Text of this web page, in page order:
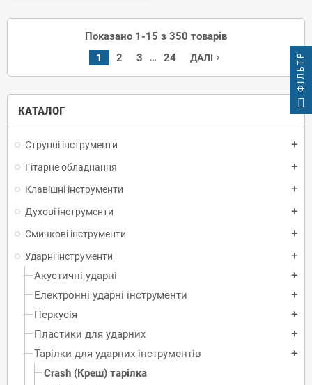
КАТАЛОГ
Струнні інструменти add
Гітарне обладнання add
Клавішні інструменти add
Духові інструменти add
Смичкові інструменти add
Ударні інструменти add
Акустичні ударні add
Електронні ударні інструменти add
Перкусія add
Пластики для ударних add
Тарілки для ударних інструментів add
Crash (Креш) тарілка
Показано 1-15 з 350 товарів
1
2 3 … 24 ДАЛІ navigate_next ФІЛЬТР